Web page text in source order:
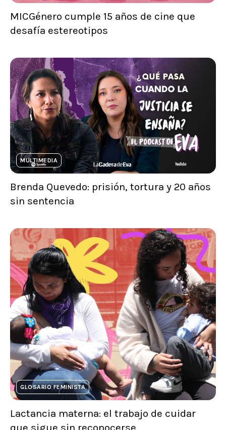
MICGénero cumple 15 años de cine que
desafía estereotipos
MULTIMEDIA
Brenda Quevedo: prisión, tortura y 20 años
sin sentencia
GLOSARIO FEMINISTA
Lactancia materna: el trabajo de cuidar